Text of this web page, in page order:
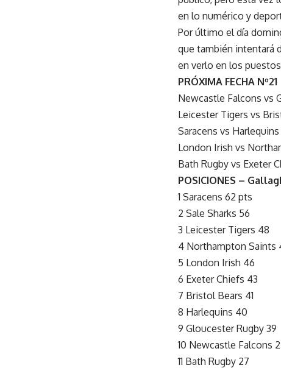
en lo numérico y
Por último el día
que también intentará
en verlo en los
PRÓXIMA FECHA Nº21
Newcastle Falcons vs
Leicester Tigers vs
Saracens vs
London Irish vs
Bath Rugby vs Exeter
POSICIONES –
1 Saracens 62 pts
2 Sale Sharks 56
3 Leicester Tigers 48
4 Northampton Saints
5 London Irish 46
6 Exeter Chiefs 43
7 Bristol Bears 41
8 Harlequins 40
9 Gloucester Rugby 39
10 Newcastle Falcons
11 Bath Rugby 27